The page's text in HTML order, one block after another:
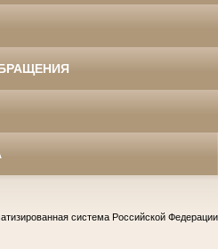
система Российской